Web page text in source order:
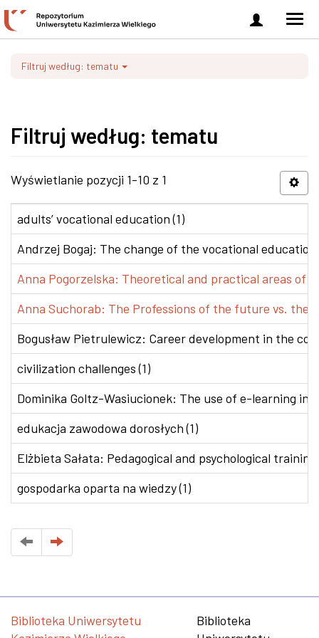
Zaloguj
się
Filtruj według: tematu
Filtruj według: tematu
Wyświetlanie pozycji 1-10 z 1
adults’ vocational education (1)
Andrzej Bogaj: The change of the vocational
Anna Pogorzelska: Theoretical and practical areas of
Anna Suchorab: The Professions of the future vs. the
Bogusław Pietrulewicz: Career development in the
civilization challenges (1)
Dominika Goltz-Wasiucionek: The use of e-learning in
edukacja zawodowa dorosłych (1)
Elżbieta Sałata: Pedagogical and psychological
gospodarka oparta na wiedzy (1)
Biblioteka Uniwersytetu
Biblioteka